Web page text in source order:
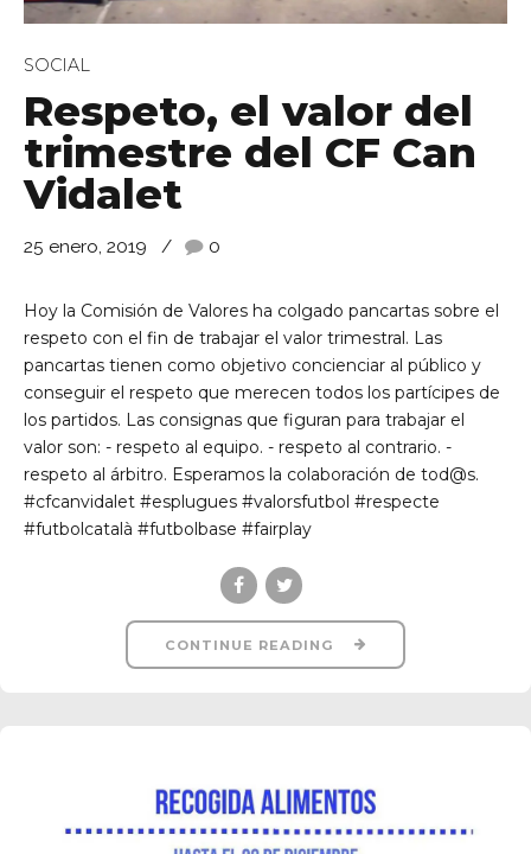
SOCIAL
Respeto, el valor del
trimestre del CF Can
Vidalet
25 enero, 2019 0
Hoy la Comisión de Valores ha colgado pancartas sobre el
respeto con el fin de trabajar el valor trimestral. Las
pancartas tienen como objetivo concienciar al público y
conseguir el respeto que merecen todos los partícipes de
los partidos. Las consignas que figuran para trabajar el
valor son: - respeto al equipo. - respeto al contrario. -
respeto al árbitro. Esperamos la colaboración de tod@s.
#cfcanvidalet #esplugues #valorsfutbol #respecte
#futbolcatalà #futbolbase #fairplay
CONTINUE READING